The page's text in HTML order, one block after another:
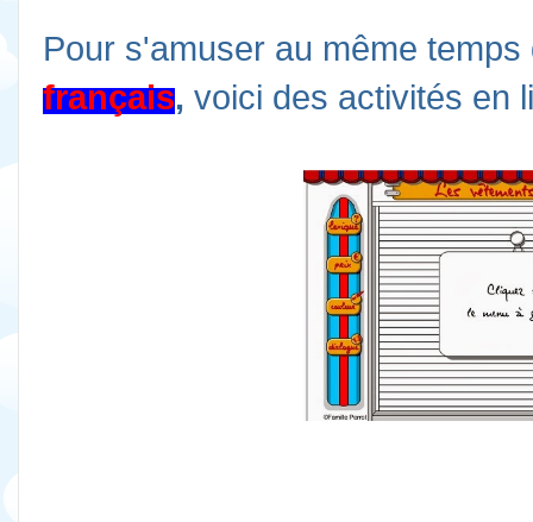
Pour s'amuser au même
français, voici des activités en